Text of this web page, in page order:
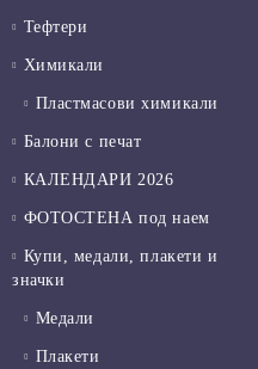
Тефтери
Химикали
Пластмасови химикали
Балони с печат
КАЛЕНДАРИ 2026
ФОТОСТЕНА под наем
Купи, медали, плакети и
значки
Медали
Плакети